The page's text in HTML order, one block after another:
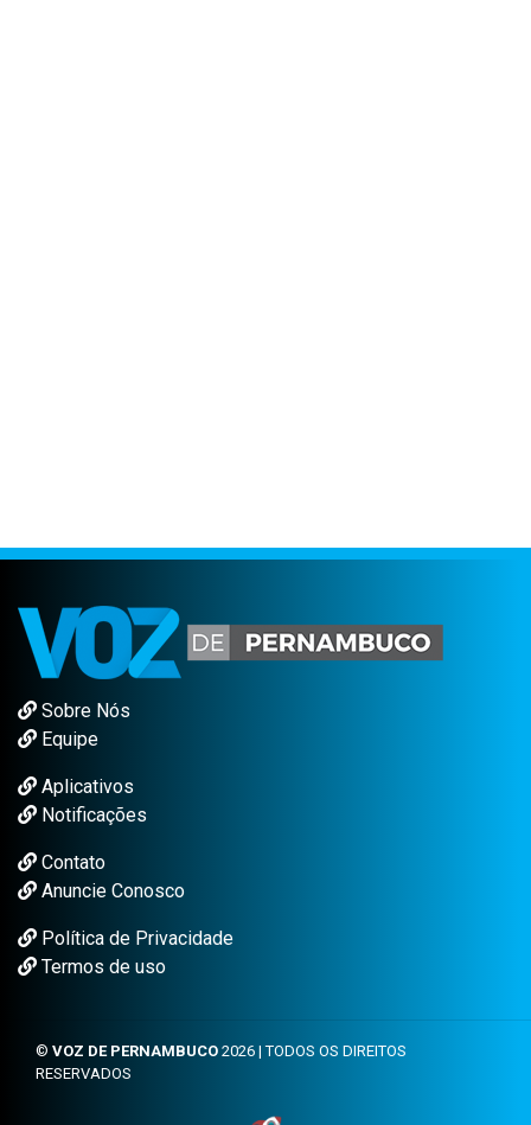
Sobre Nós
Equipe
Aplicativos
Notificações
Contato
Anuncie Conosco
Política de Privacidade
Termos de uso
© VOZ DE PERNAMBUCO 2026 | TODOS OS DIREITOS
RESERVADOS